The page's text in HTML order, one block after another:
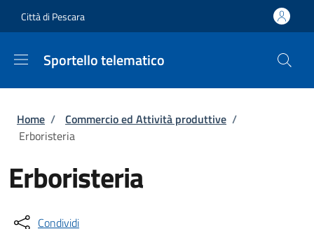
Città di Pescara
Sportello telematico
Briciole di pane
Home / Commercio ed Attività produttive /
Erboristeria
Erboristeria
Condividi